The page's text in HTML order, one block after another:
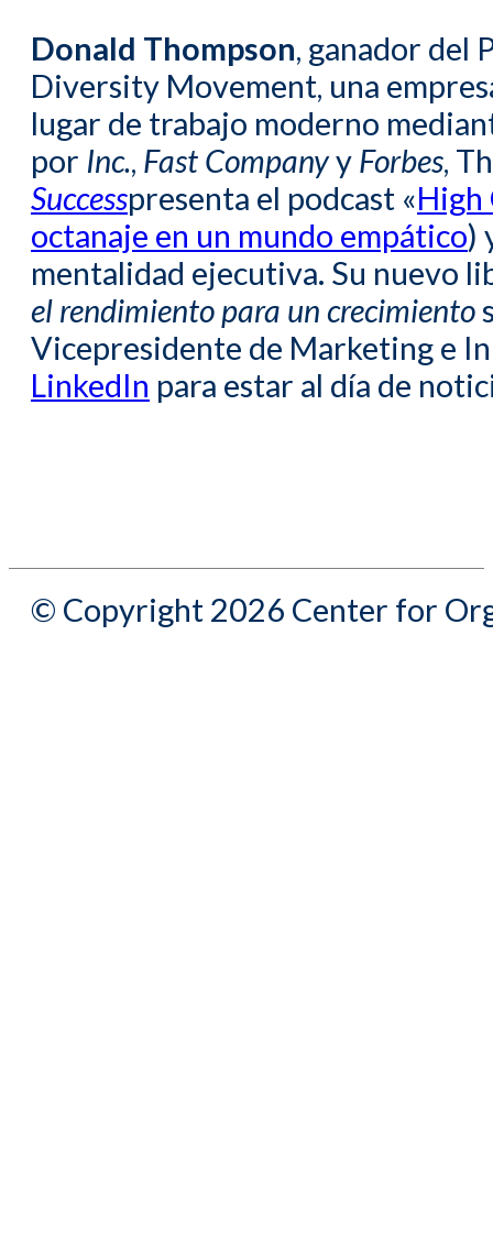
Donald Thompson, ganador del
Diversity Movement, una
lugar de trabajo moderno
por Inc., Fast Companyy Forbes,
Successpresenta el podcast «High
octanaje en un mundo empático)
mentalidad ejecutiva. Su nuevo
el rendimiento para un crecimiento
Vicepresidente de Marketing e
LinkedIn para estar al día de
© Copyright 2026 Center for